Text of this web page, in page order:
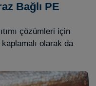
Bağlı PE
çözümleri için
olarak da